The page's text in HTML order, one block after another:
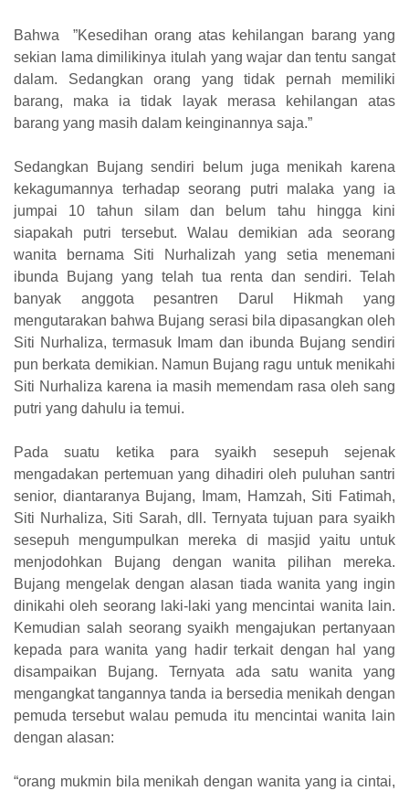
Bahwa ”Kesedihan orang atas kehilangan barang yang
sekian lama dimilikinya itulah yang wajar dan tentu sangat
dalam. Sedangkan orang yang tidak pernah memiliki
barang, maka ia tidak layak merasa kehilangan atas
barang yang masih dalam keinginannya saja.”
Sedangkan Bujang sendiri belum juga menikah karena
kekagumannya terhadap seorang putri malaka yang ia
jumpai 10 tahun silam dan belum tahu hingga kini
siapakah putri tersebut. Walau demikian ada seorang
wanita bernama Siti Nurhalizah yang setia menemani
ibunda Bujang yang telah tua renta dan sendiri. Telah
banyak anggota pesantren Darul Hikmah yang
mengutarakan bahwa Bujang serasi bila dipasangkan oleh
Siti Nurhaliza, termasuk Imam dan ibunda Bujang sendiri
pun berkata demikian. Namun Bujang ragu untuk menikahi
Siti Nurhaliza karena ia masih memendam rasa oleh sang
putri yang dahulu ia temui.
Pada suatu ketika para syaikh sesepuh sejenak
mengadakan pertemuan yang dihadiri oleh puluhan santri
senior, diantaranya Bujang, Imam, Hamzah, Siti Fatimah,
Siti Nurhaliza, Siti Sarah, dll. Ternyata tujuan para syaikh
sesepuh mengumpulkan mereka di masjid yaitu untuk
menjodohkan Bujang dengan wanita pilihan mereka.
Bujang mengelak dengan alasan tiada wanita yang ingin
dinikahi oleh seorang laki-laki yang mencintai wanita lain.
Kemudian salah seorang syaikh mengajukan pertanyaan
kepada para wanita yang hadir terkait dengan hal yang
disampaikan Bujang. Ternyata ada satu wanita yang
mengangkat tangannya tanda ia bersedia menikah dengan
pemuda tersebut walau pemuda itu mencintai wanita lain
dengan alasan:
“orang mukmin bila menikah dengan wanita yang ia cintai,